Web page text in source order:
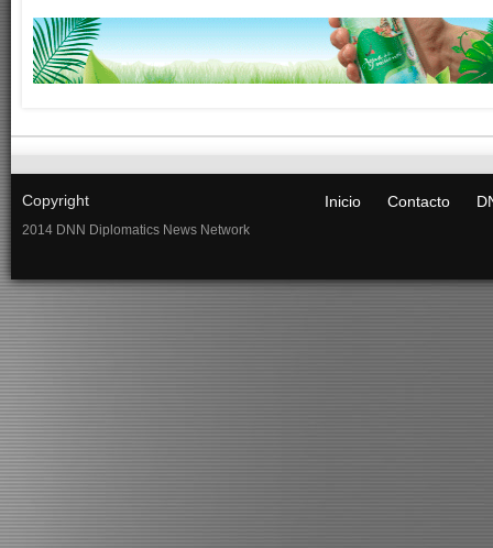
Copyright
2014 DNN Diplomatics News Network
Inicio Contacto